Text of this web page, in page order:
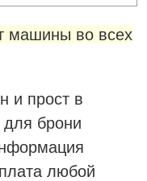
машины во всех
и прост в
для брони
любой